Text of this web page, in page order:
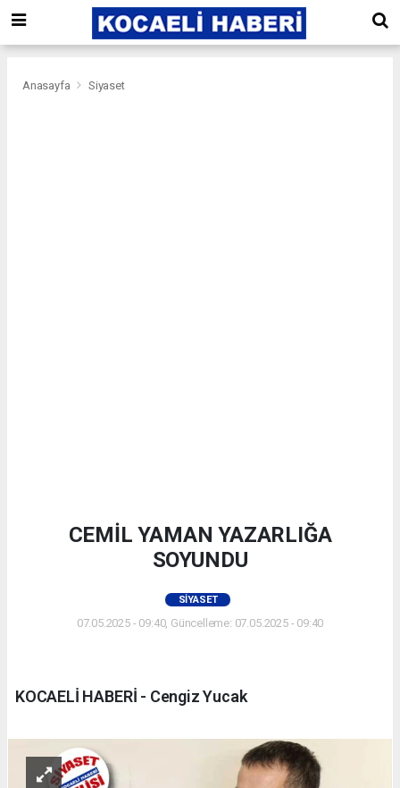
Anasayfa Siyaset
CEMİL YAMAN YAZARLIĞA
SOYUNDU
SIYASET
07.05.2025 - 09:40, Güncelleme: 07.05.2025 - 09:40
KOCAELİ HABERİ - Cengiz Yucak